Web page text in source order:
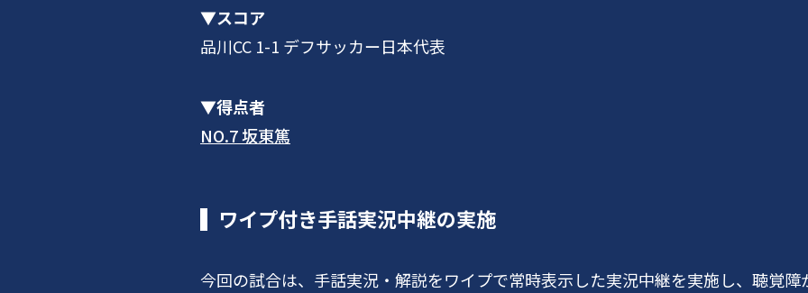
▼スコア
品川CC 1-1 デフサッカー日本代表
▼得点者
NO.7 坂東篤
ワイプ付き手話実況中継の実施
今回の試合は、手話実況・解説をワイプで常時表示した実況中継を実施し、聴覚